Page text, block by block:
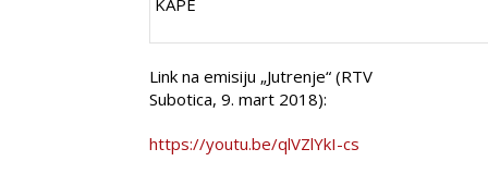
KAPE
Link na emisiju „Jutrenje“ (RTV
Subotica, 9. mart 2018):
https://youtu.be/qlVZlYkI-cs